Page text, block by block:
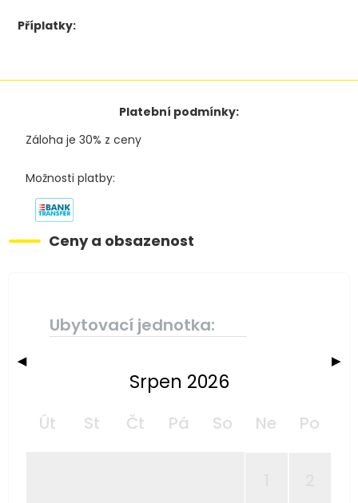
Příplatky:
Platební podmínky:
Záloha je 30% z ceny
Možnosti platby:
Ceny a obsazenost
Ubytovací jednotka:
◀ ▶
Srpen 2026
Út St Čt Pá So Ne Po